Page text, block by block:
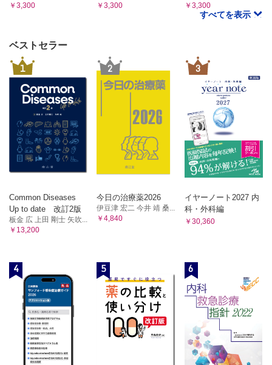
￥3,300 ￥3,300 ￥3,300
すべてを表示
ベストセラー
1
Common Diseases
Up to date 改訂2版
板金 広 上田 剛士 矢吹...
￥13,200
2
今日の治療薬2026
伊豆津 宏二 今井 靖 桑...
￥4,840
3
イヤーノート2027 内
科・外科編
￥30,360
4 5 6